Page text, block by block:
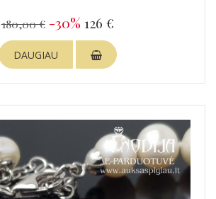
180,00 € -30% 126 €
DAUGIAU